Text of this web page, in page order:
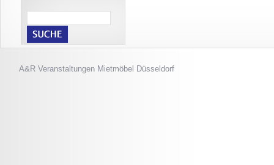
A&R Veranstaltungen Mietmöbel Düsseldorf